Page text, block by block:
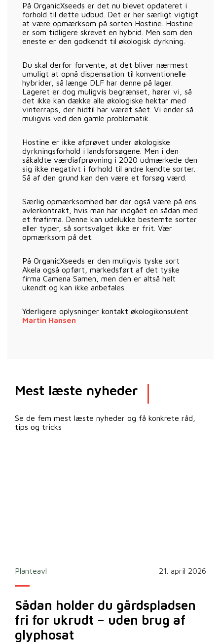
På OrganicXseeds er det nu blevet opdateret i
forhold til dette udbud. Det er her særligt vigtigt
at være opmærksom på sorten Hostine. Hostine
er som tidligere skrevet en hybrid. Men som den
eneste er den godkendt til økologisk dyrkning.
Du skal derfor forvente, at det bliver nærmest
umuligt at opnå dispensation til konventionelle
hybrider, så længe DLF har denne på lager.
Lageret er dog muligvis begrænset, hører vi, så
det ikke kan dække alle økologiske hektar med
vinterraps, der hidtil har været sået. Vi ender så
muligvis ved den gamle problematik.
Hostine er ikke afprøvet under økologiske
dyrkningsforhold i landsforsøgene. Men i den
såkaldte værdiafprøvning i 2020 udmærkede den
sig ikke negativt i forhold til andre kendte sorter.
Så af den grund kan den være et forsøg værd.
Særlig opmærksomhed bør der også være på ens
avlerkontrakt, hvis man har indgået en sådan med
et frøfirma. Denne kan udelukke bestemte sorter
eller typer, så sortsvalget ikke er frit. Vær
opmærksom på det.
På OrganicXseeds er den muligvis tyske sort
Akela også opført, markedsført af det tyske
firma Camena Samen, men den er altså helt
ukendt og kan ikke anbefales.
Yderligere oplysninger kontakt økologikonsulent
Martin Hansen
Mest læste nyheder
Se de fem mest læste nyheder og få konkrete råd,
tips og tricks
Planteavl 21. april 2026
Sådan holder du gårdspladsen
fri for ukrudt – uden brug af
glyphosat